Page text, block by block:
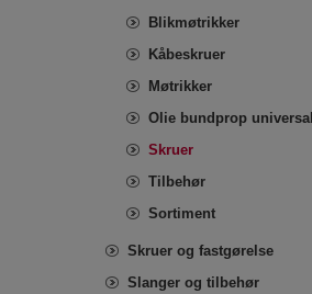
Blikmøtrikker
Kåbeskruer
Møtrikker
Olie bundprop universal
Skruer
Tilbehør
Sortiment
Skruer og fastgørelse
Slanger og tilbehør